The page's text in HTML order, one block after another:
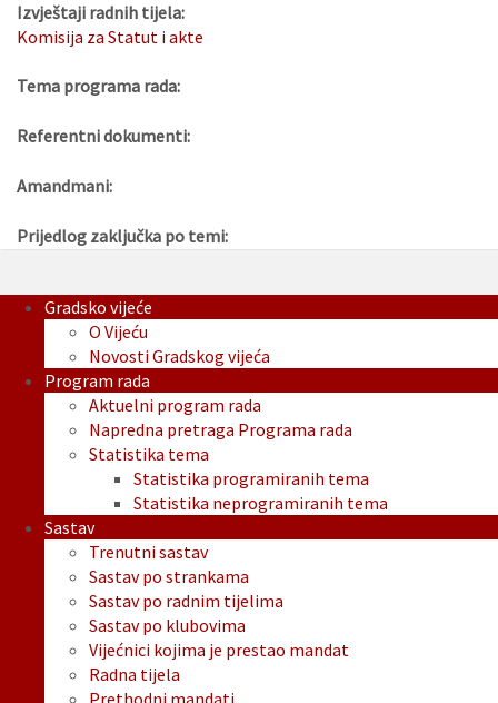
Izvještaji radnih tijela:
Komisija za Statut i akte
Tema programa rada:
Referentni dokumenti:
Amandmani:
Prijedlog zaključka po temi:
Gradsko vijeće
O Vijeću
Novosti Gradskog vijeća
Program rada
Aktuelni program rada
Napredna pretraga Programa rada
Statistika tema
Statistika programiranih tema
Statistika neprogramiranih tema
Sastav
Trenutni sastav
Sastav po strankama
Sastav po radnim tijelima
Sastav po klubovima
Vijećnici kojima je prestao mandat
Radna tijela